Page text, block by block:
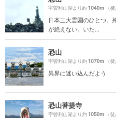
宇曽利山湖より約1040m （
日本三大霊園のひとつ。
が絶えない。いた...
恐山
宇曽利山湖より約1070m （
異界に迷い込んだよう
恐山菩提寺
宇曽利山湖より約1050m （